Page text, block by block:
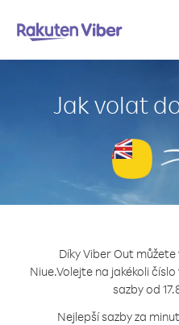
Jak volat
Díky Viber Out
Niue.Volejte na jakékoli
sazby od
Nejlepší sazby za